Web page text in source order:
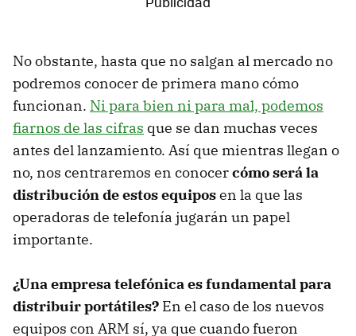
No obstante, hasta que no salgan al mercado no
podremos conocer de primera mano cómo
funcionan. Ni para bien ni para mal, podemos
fiarnos de las cifras que se dan muchas veces
antes del lanzamiento. Así que mientras llegan o
no, nos centraremos en conocercómo será la
distribución de estos equiposen la que las
operadoras de telefonía jugarán un papel
importante.
¿Una empresa telefónica es fundamental para
distribuir portátiles? En el caso de los nuevos
equipos con ARM sí, ya que cuando fueron